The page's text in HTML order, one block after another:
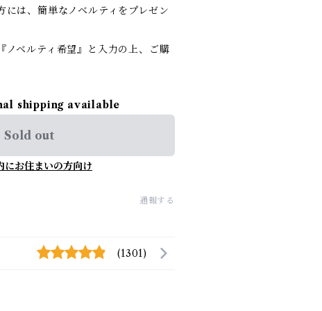
には、簡単なノベルティをプレゼン
ノベルティ希望』と入力の上、ご購
shipping available
Sold out
にお住まいの方向け
通報する
(1301)